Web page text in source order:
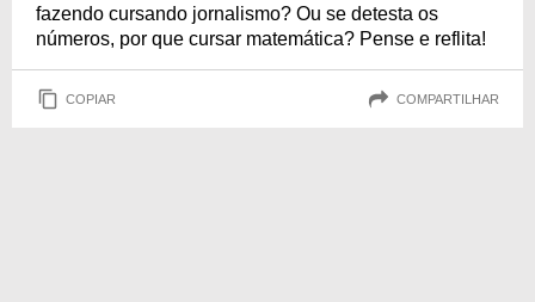
fazendo cursando jornalismo? Ou se detesta os
números, por que cursar matemática? Pense e reflita!
COPIAR COMPARTILHAR